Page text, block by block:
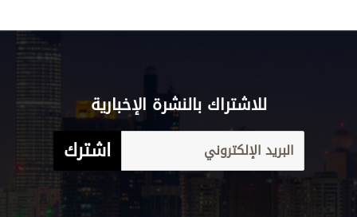
للاشتراك بالنشرة الإخبارية
اشترك